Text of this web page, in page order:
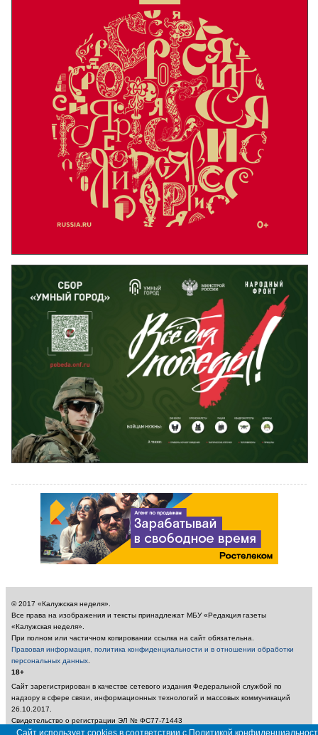
© 2017 «Калужская неделя».
Все права на изображения и тексты принадлежат МБУ «Редакция газеты
«Калужская неделя».
При полном или частичном копировании ссылка на сайт обязательна.
Правовая информация, политика конфиденциальности и в отношении обработки
персональных данных
18+
Сайт зарегистрирован в качестве сетевого издания Федеральной службой по
надзору в сфере связи, информационных технологий и массовых коммуникаций
26.10.2017.
Свидетельство о регистрации ЭЛ № ФС77-71443
Учредитель: Муниципальное бюджетное учреждение «Редакция газеты «Калужская
Сайт использует cookies в соответствии с Политикой